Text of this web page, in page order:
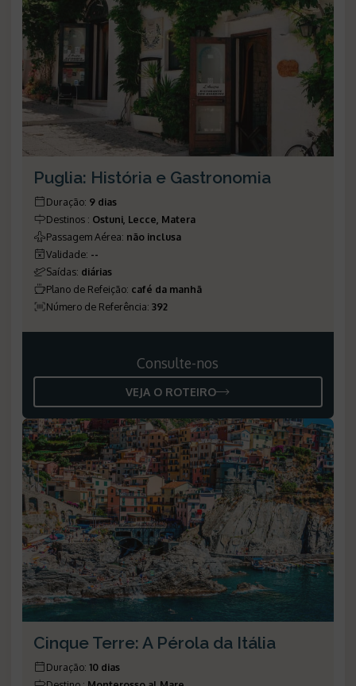
Puglia: História e Gastronomia
Duração: 9 dias
Destinos : Ostuni, Lecce, Matera
Passagem Aérea: não inclusa
Validade: --
Saídas: diárias
Plano de Refeição: café da manhã
Número de Referência: 392
Consulte-nos
VEJA O ROTEIRO
Cinque Terre: A Pérola da Itália
Duração: 10 dias